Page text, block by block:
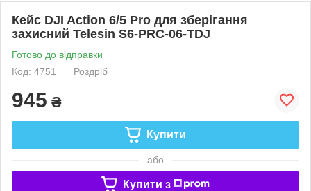
Кейс DJI Action 6/5 Pro для зберігання
захисний Telesin S6-PRC-06-TDJ
Готово до відправки
Код: 4751
Роздріб
945 ₴
Купити
або
Купити з